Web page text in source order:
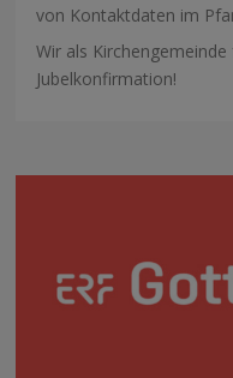
von Kontaktdaten im
Wir als
Jubelkonfirmation!